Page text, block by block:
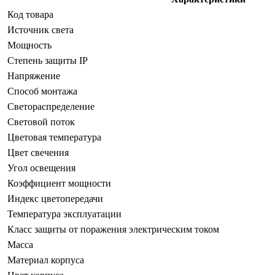
Код товара
Источник света
Мощность
Степень защиты IP
Напряжение
Способ монтажа
Светораспределение
Световой поток
Цветовая температура
Цвет свечения
Угол освещения
Коэффициент мощности
Индекс цветопередачи
Температура эксплуатации
Класс защиты от поражения электрическим током
Масса
Материал корпуса